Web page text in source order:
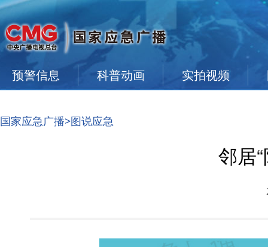
预警信息 科普动画 实拍视频
国家应急广播>图说应急
邻居